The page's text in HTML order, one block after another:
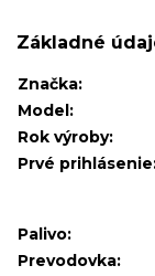
Základné
Značka:
Model:
Rok výroby:
Prvé
Palivo:
Prevodovka: